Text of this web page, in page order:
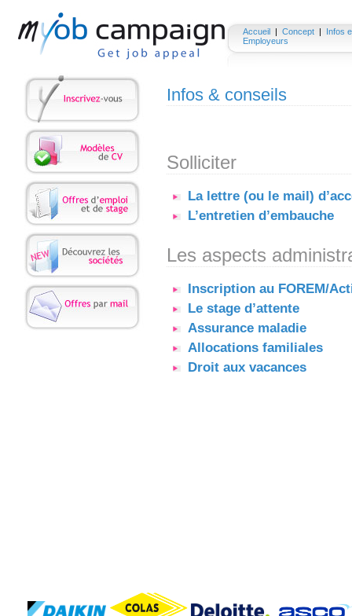
Accueil | Concept |
Infos
Employeurs
Infos & conseils
Solliciter
La lettre (ou le mail)
L’entretien d’embauche
Les aspects
Inscription au FOREM/
Le stage d’attente
Assurance maladie
Allocations familiales
Droit aux vacances